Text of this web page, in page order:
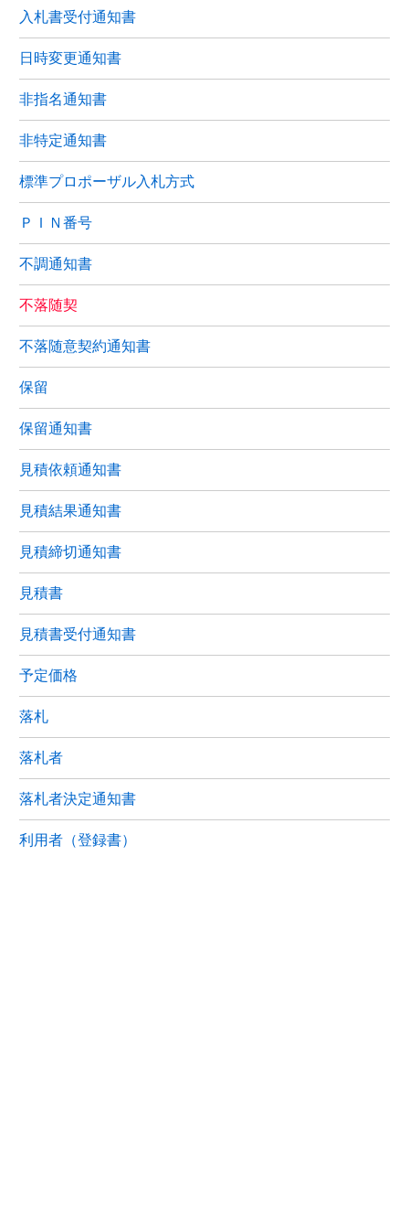
入札書受付通知書
日時変更通知書
非指名通知書
非特定通知書
標準プロポーザル入札方式
ＰＩＮ番号
不調通知書
不落随契
不落随意契約通知書
保留
保留通知書
見積依頼通知書
見積結果通知書
見積締切通知書
見積書
見積書受付通知書
予定価格
落札
落札者
落札者決定通知書
利用者（登録書）